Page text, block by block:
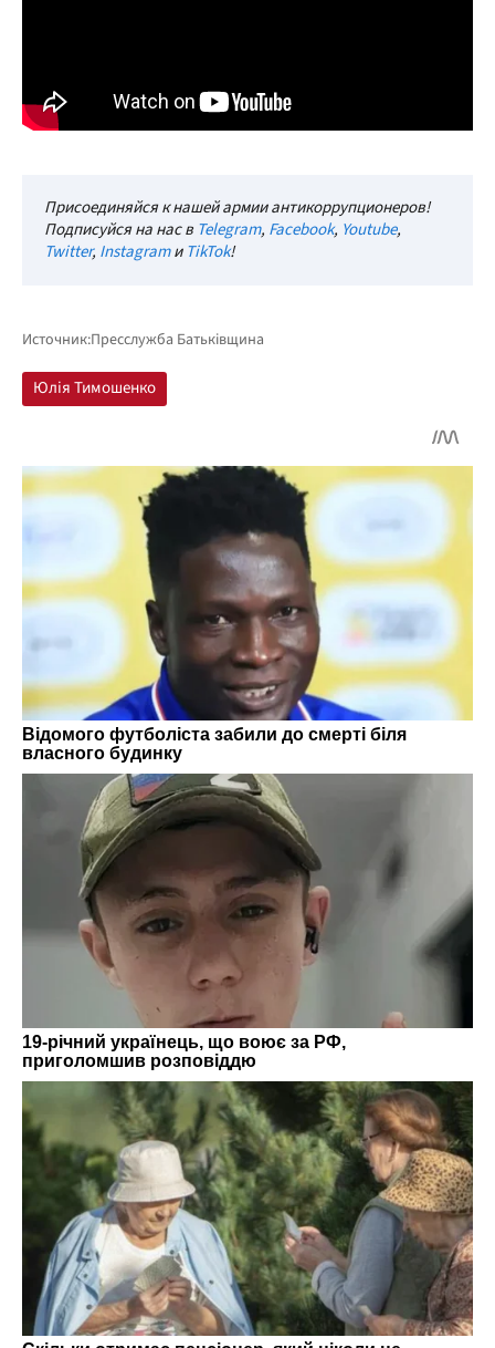
Присоединяйся к нашей армии антикоррупционеров!
Подписуйся на нас в Telegram, Facebook, Youtube,
Twitter, InstagramиTikTok!
Источник:Пресслужба Батьківщина
Юлія Тимошенко